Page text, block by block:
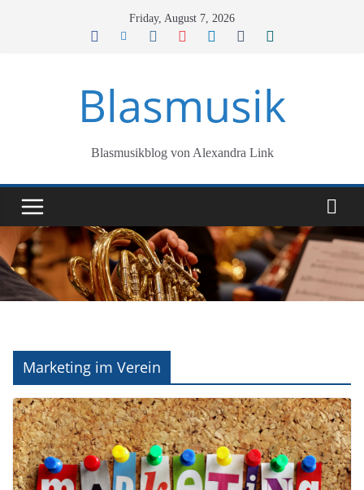
Friday, August 7, 2026
Blasmusik
Blasmusikblog von Alexandra Link
Marketing im Verein